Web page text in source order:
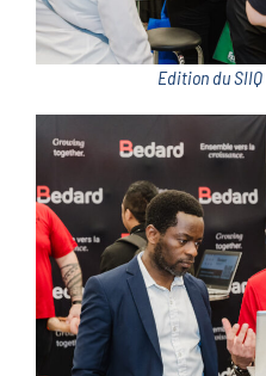
Edition du